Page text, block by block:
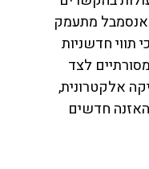
מתעמק
תווי חדשניות
לצד
אלקטרונית,
חדשים